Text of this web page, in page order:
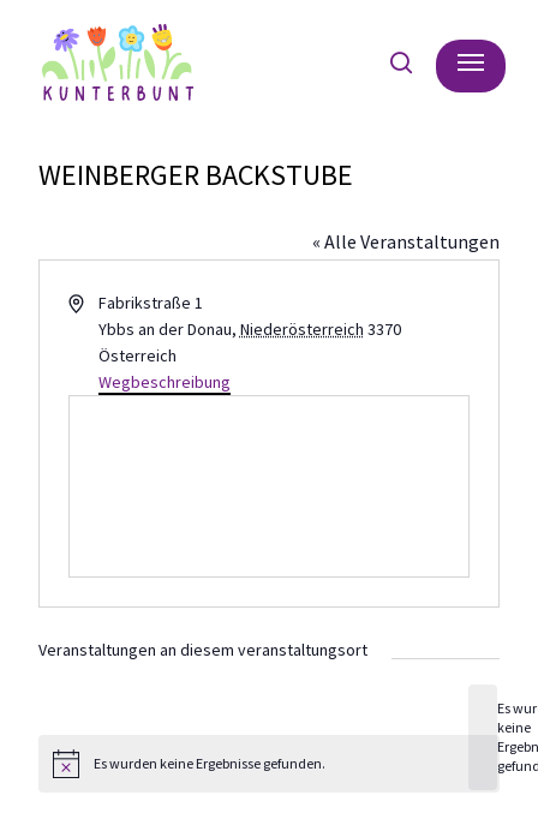
searchMenu
WEINBERGER BACKSTUBE
« Alle Veranstaltungen
AdresseFabrikstraße 1
Ybbs an der Donau, Niederösterreich 3370
Österreich
Wegbeschreibung
Veranstaltungen an diesem veranstaltungsort
Hinweis
Es
keine
HinweisEs wurden keine Ergebnisse gefunden.